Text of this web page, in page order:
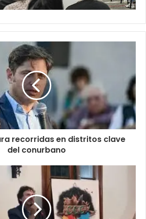
recorridas en distritos clave
del conurbano